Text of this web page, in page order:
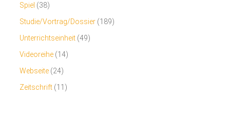
Spiel (38)
Studie/Vortrag/Dossier (189)
Unterrichtseinheit (49)
Videoreihe (14)
Webseite (24)
Zeitschrift (11)